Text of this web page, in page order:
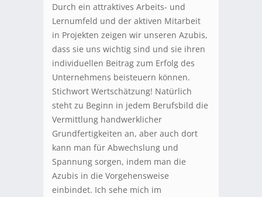
Durch ein attraktives Arbeits- und
Lernumfeld und der aktiven Mitarbeit
in Projekten zeigen wir unseren Azubis,
dass sie uns wichtig sind und sie ihren
individuellen Beitrag zum Erfolg des
Unternehmens beisteuern können.
Stichwort Wertschätzung! Natürlich
steht zu Beginn in jedem Berufsbild die
Vermittlung handwerklicher
Grundfertigkeiten an, aber auch dort
kann man für Abwechslung und
Spannung sorgen, indem man die
Azubis in die Vorgehensweise
einbindet. Ich sehe mich im